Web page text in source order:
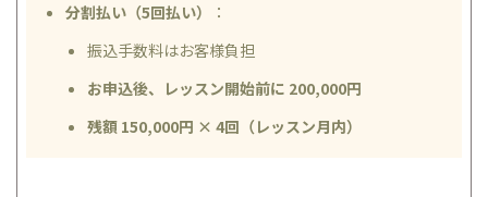
分割払い（5回払い）
：
振込手数料はお客様負担
お申込後、レッスン開始前に 200,000円
残額 150,000円 × 4回（レッスン月内）